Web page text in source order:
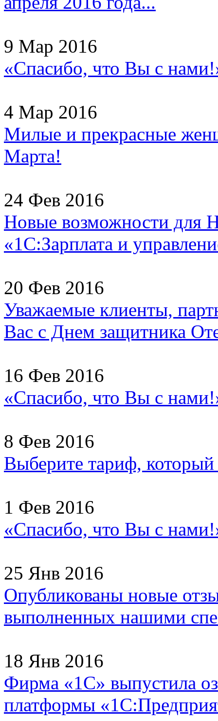
9 Мар 2016
«Спасибо, что Вы с
4 Мар 2016
Милые и прекрасные
Марта!
24 Фев 2016
Новые возможности для
«1С:Зарплата и
20 Фев 2016
Уважаемые клиенты,
Вас с Днем защитника
16 Фев 2016
«Спасибо, что Вы с
8 Фев 2016
Выберите тариф,
1 Фев 2016
«Спасибо, что Вы с
25 Янв 2016
Опубликованы новые
выполненных нашими
18 Янв 2016
Фирма «1С» выпустила
платформы